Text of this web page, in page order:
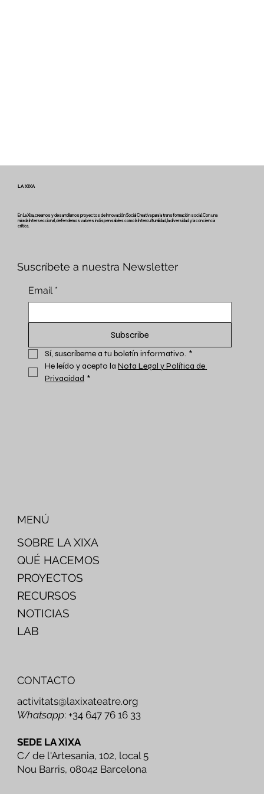
LA XIXA
En La Xixa, creamos y desarrollamos proyectos de Innovación Social Creativa para la transformación social. Con una
mirada Interseccional, defendemos valores indispensables como la Interculturalidad, la diversidad y la conciencia
crítica.
Suscríbete a nuestra Newsletter
Email *
Subscribe
Sí, suscríbeme a tu boletín informativo. *
He leído y acepto la Nota Legal y Política de
Privacidad *
SOBRE LA XIXA
QUÉ HACEMOS
PROYECTOS
RECURSOS
NOTICIAS
LAB
MENÚ
CONTACTO
activitats@laxixateatre.org
Whatsapp: +34 647 76 16 33
SEDE LA XIXA
C/ de l'Artesania, 102, local 5
Nou Barris, 08042 Barcelona